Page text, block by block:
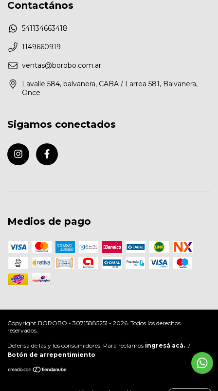
Contactános
541134663418
1149660919
ventas@borobo.com.ar
Lavalle 584, balvanera, CABA / Larrea 581, Balvanera,
Once
Sigamos conectados
Medios de pago
Copyright BOROBO - 30715885251 - 2026. Todos los derechos
reservados.
Defensa de las y los consumidores. Para reclamos ingresá acá. /
Botón de arrepentimiento